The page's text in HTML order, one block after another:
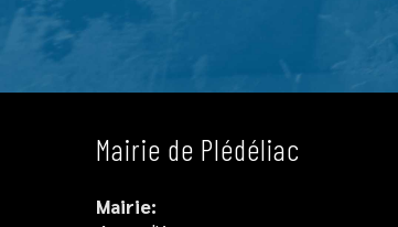
Mairie de Plédéliac
Mairie: